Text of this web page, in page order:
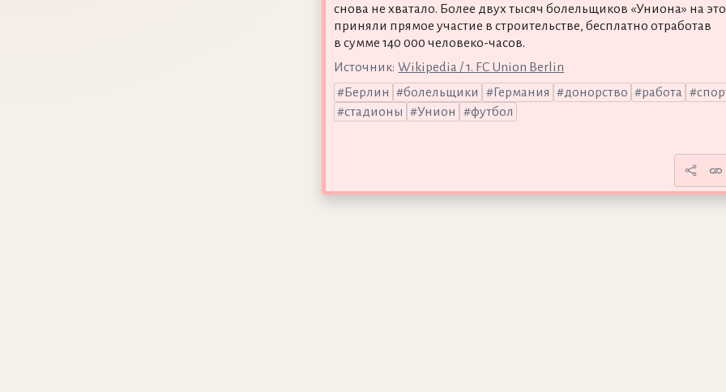
снова не хватало. Более двух тысяч болельщиков «Униона» на
приняли прямое участие в строительстве, бесплатно отработав
в сумме 140 000 человеко-часов.
Источник: Wikipedia / 1. FC Union Berlin
Берлин
болельщики Германия донорство работа
стадионы
Унион футбол